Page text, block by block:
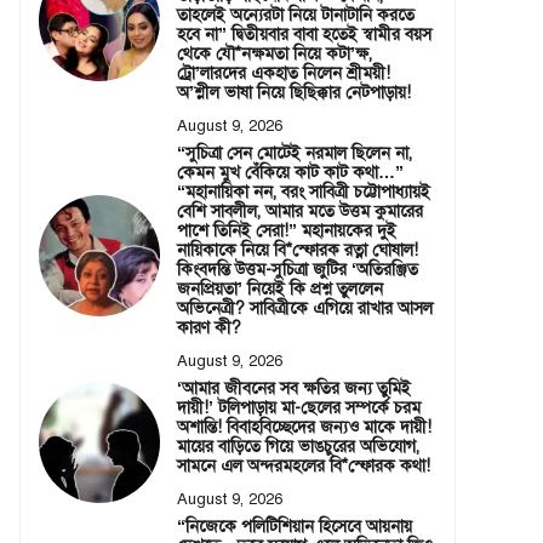
তাহলেই অন্যেরটা নিয়ে টানাটানি করতে
হবে না” দ্বিতীয়বার বাবা হতেই স্বামীর বয়স
থেকে যৌ*নক্ষমতা নিয়ে কটা’ক্ষ,
ট্রো’লারদের একহাত নিলেন শ্রীময়ী!
অ’শ্লীল ভাষা নিয়ে ছিছিক্কার নেটপাড়ায়!
August 9, 2026
“সুচিত্রা সেন মোটেই নরমাল ছিলেন না,
কেমন মুখ বেঁকিয়ে কাট কাট কথা…”
“মহানায়িকা নন, বরং সাবিত্রী চট্টোপাধ্যায়ই
বেশি সাবলীল, আমার মতে উত্তম কুমারের
পাশে তিনিই সেরা!” মহানায়কের দুই
নায়িকাকে নিয়ে বি*স্ফোরক রত্না ঘোষাল!
কিংবদন্তি উত্তম-সুচিত্রা জুটির ‘অতিরঞ্জিত
জনপ্রিয়তা’ নিয়েই কি প্রশ্ন তুললেন
অভিনেত্রী? সাবিত্রীকে এগিয়ে রাখার আসল
কারণ কী?
August 9, 2026
‘আমার জীবনের সব ক্ষতির জন্য তুমিই
দায়ী!’ টলিপাড়ায় মা-ছেলের সম্পর্কে চরম
অশান্তি! বিবাহবিচ্ছেদের জন্যও মাকে দায়ী!
মায়ের বাড়িতে গিয়ে ভাঙচুরের অভিযোগ,
সামনে এল অন্দরমহলের বি*স্ফোরক কথা!
August 9, 2026
“নিজেকে পলিটিশিয়ান হিসেবে আয়নায়